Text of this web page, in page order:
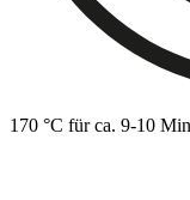
170 °C für ca. 9-10